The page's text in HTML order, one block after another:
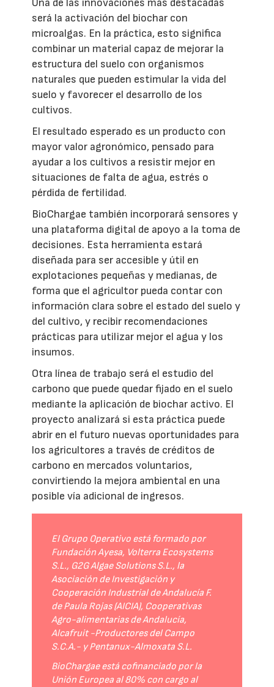
Una de las innovaciones más destacadas
será la activación del biochar con
microalgas. En la práctica, esto significa
combinar un material capaz de mejorar la
estructura del suelo con organismos
naturales que pueden estimular la vida del
suelo y favorecer el desarrollo de los
cultivos.
El resultado esperado es un producto con
mayor valor agronómico, pensado para
ayudar a los cultivos a resistir mejor en
situaciones de falta de agua, estrés o
pérdida de fertilidad.
BioChargae también incorporará sensores y
una plataforma digital de apoyo a la toma de
decisiones. Esta herramienta estará
diseñada para ser accesible y útil en
explotaciones pequeñas y medianas, de
forma que el agricultor pueda contar con
información clara sobre el estado del suelo y
del cultivo, y recibir recomendaciones
prácticas para utilizar mejor el agua y los
insumos.
Otra línea de trabajo será el estudio del
carbono que puede quedar fijado en el suelo
mediante la aplicación de biochar activo. El
proyecto analizará si esta práctica puede
abrir en el futuro nuevas oportunidades para
los agricultores a través de créditos de
carbono en mercados voluntarios,
convirtiendo la mejora ambiental en una
posible vía adicional de ingresos.
El Grupo Operativo está formado por
Fundación Ayesa, Volterra Ecosystems
S.L., G2G Algae Solutions S.L., la
Asociación de Investigación y
Cooperación Industrial de Andalucía F.
de Paula Rojas (AICIA), Cooperativas
Agro-alimentarias de Andalucía,
Alcafruit -Productores del Campo
S.C.A.- y Pentanux-Almoxata S.L.
BioChargae está cofinanciado por la
Unión Europea al 80% con cargo al